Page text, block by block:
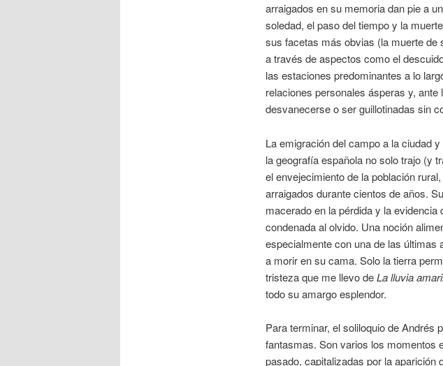
arraigados en su memoria dan pie a
soledad, el paso del tiempo y la
sus facetas más obvias (la muerte de
a través de aspectos como el
las estaciones predominantes a lo
relaciones personales ásperas y,
desvanecerse o ser guillotinadas sin
La emigración del campo a la ciudad
la geografía española no solo trajo (y
el envejecimiento de la población
arraigados durante cientos de años.
macerado en la pérdida y la
condenada al olvido. Una noción
especialmente con una de las
a morir en su cama. Solo la tierra
tristeza que me llevo deLa lluvia
todo su amargo esplendor.
Para terminar, el soliloquio de Andrés
fantasmas. Son varios los momentos
pasado, capitalizadas por la aparición